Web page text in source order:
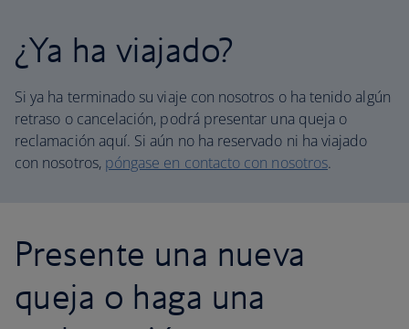
¿Ya ha viajado?
Si ya ha terminado su viaje con nosotros o ha tenido algún
retraso o cancelación, podrá presentar una queja o
reclamación aquí. Si aún no ha reservado ni ha viajado
con nosotros, póngase en contacto con nosotros.
Presente una nueva
queja o haga una